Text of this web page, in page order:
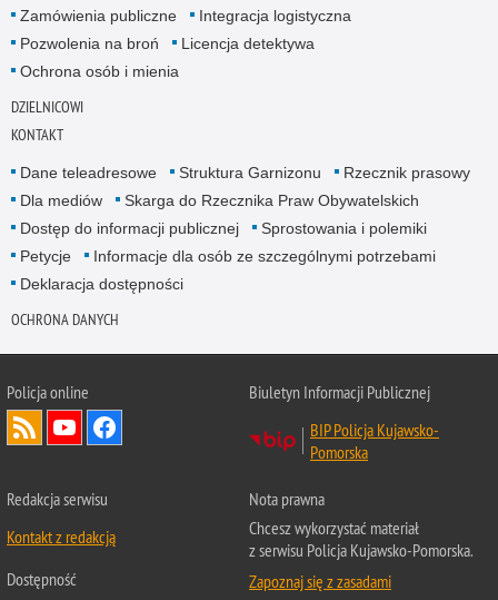
Zamówienia publiczne
Integracja logistyczna
Pozwolenia na broń
Licencja detektywa
Ochrona osób i mienia
DZIELNICOWI
KONTAKT
Dane teleadresowe Struktura Garnizonu
Rzecznik prasowy
Dla mediów
Skarga do Rzecznika Praw Obywatelskich
Dostęp do informacji publicznej
Sprostowania i polemiki
Petycje
Informacje dla osób ze szczególnymi potrzebami
Deklaracja dostępności
OCHRONA DANYCH
Policja online
Biuletyn Informacji Publicznej
BIP Policja Kujawsko-
Pomorska
Redakcja serwisu
Kontakt z redakcją
Dostępność
Nota prawna
Chcesz wykorzystać materiał
z serwisu Policja Kujawsko-Pomorska.
Zapoznaj się z zasadami